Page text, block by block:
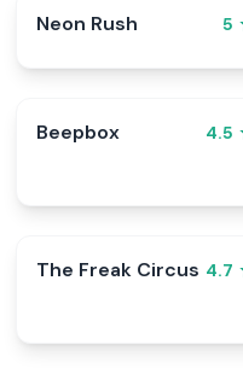
Neon Rush 5
Beepbox 4.5
The Freak Circus 4.7